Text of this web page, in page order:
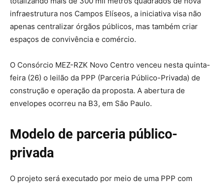
infraestrutura nos Campos Elíseos, a iniciativa visa não
apenas centralizar órgãos públicos, mas também criar
espaços de convivência e comércio.
O Consórcio MEZ-RZK Novo Centro venceu nesta quinta-
feira (26) o leilão da PPP (Parceria Público-Privada) de
construção e operação da proposta. A abertura de
envelopes ocorreu na B3, em São Paulo.
Modelo de parceria público-
privada
O projeto será executado por meio de uma PPP com